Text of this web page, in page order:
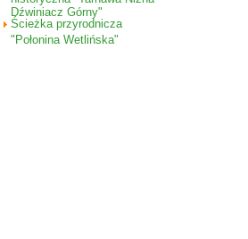
Dźwiniacz Górny"
Ścieżka przyrodnicza
"Połonina Wetlińska"